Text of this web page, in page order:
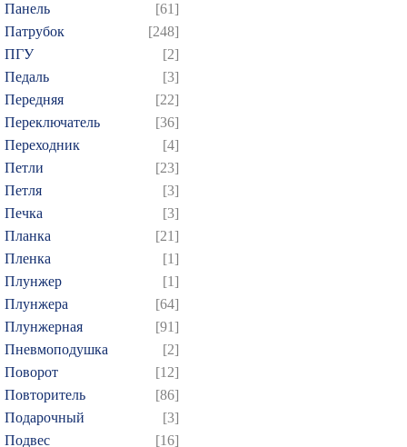
Панель
[61]
Патрубок
[248]
ПГУ
[2]
Педаль
[3]
Передняя
[22]
Переключатель
[36]
Переходник
[4]
Петли
[23]
Петля
[3]
Печка
[3]
Планка
[21]
Пленка
[1]
Плунжер
[1]
Плунжера
[64]
Плунжерная
[91]
Пневмоподушка
[2]
Поворот
[12]
Повторитель
[86]
Подарочный
[3]
Подвес
[16]